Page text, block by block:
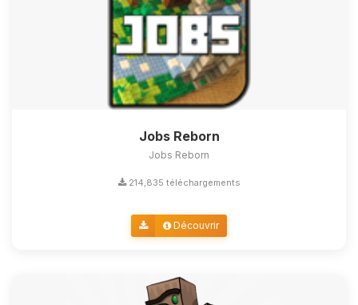
Jobs Reborn
Jobs Reborn
214,835 téléchargements
Découvrir